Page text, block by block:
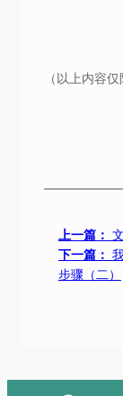
（以上内容
上一篇：
下一篇：
步骤（二）